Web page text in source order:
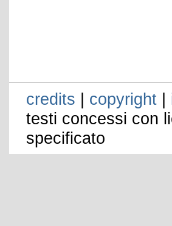
credits | copyright |
testi concessi con
specificato